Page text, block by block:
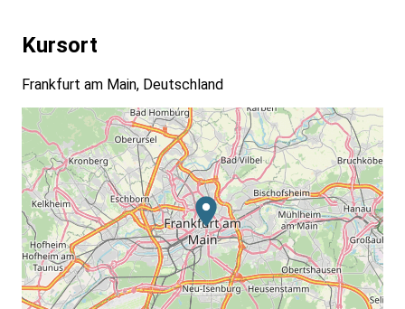
Kursort
Frankfurt am Main, Deutschland